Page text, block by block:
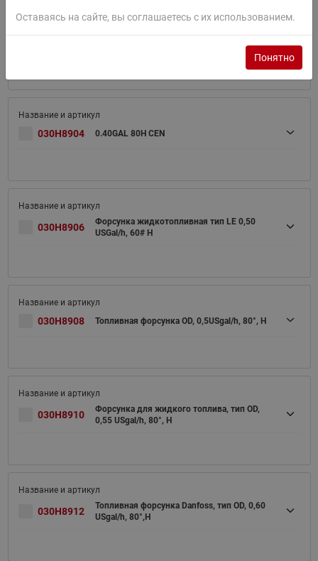
Форсунка жидкотопливная тип OD 0,35
030H8904 0.40GAL 80H CEN
030H8906
Форсунка жидкотопливная тип LE 0,50
USGal/h, 60# H
030H8908 Топливная форсунка OD, 0,5USgal/h, 80°, H
030H8910
Форсунка для жидкого топлива, тип OD,
0,55 USgal/h, 80°, H
030H8912
Топливная форсунка Danfoss, тип OD, 0,60
USgal/h, 80°,Н
Оставаясь на сайте, вы соглашаетесь с их использованием.
Понятно